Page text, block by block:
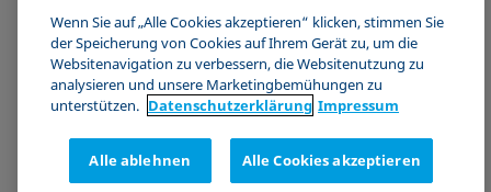
Stellenangebote
Events
Impressum
Datenschutzerklärung
Cookie-Richtlinie
Zertifizierungen (ISO 9001)
Newsletter-Anmeldung
WERDE TEIL DER KRÜSS COMMUNITY
Wenn Sie auf „Alle Cookies akzeptieren“ klicken, stimmen Sie
der Speicherung von Cookies auf Ihrem Gerät zu, um die
Websitenavigation zu verbessern, die Websitenutzung zu
analysieren und unsere Marketingbemühungen zu
unterstützen. Datenschutz­erklärung Impressum
Alle ablehnen Alle Cookies akzeptieren